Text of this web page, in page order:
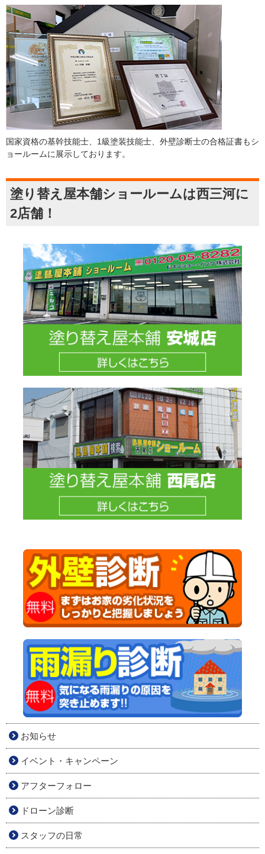
国家資格の基幹技能士、1級塗装技能士、外壁診断士の合格証書もシ
ョールームに展示しております。
塗り替え屋本舗ショールームは西三河に
2店舗！
お知らせ
イベント・キャンペーン
アフターフォロー
ドローン診断
スタッフの日常